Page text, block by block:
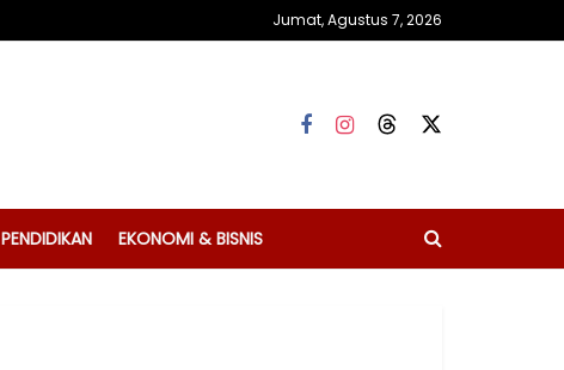
Jumat, Agustus 7, 2026
PENDIDIKAN EKONOMI & BISNIS